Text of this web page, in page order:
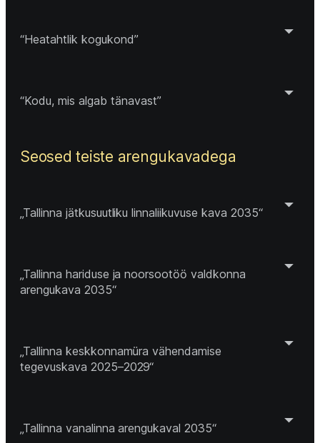
“Heatahtlik kogukond”
“Kodu, mis algab tänavast”
Seosed teiste arengukavadega
„Tallinna jätkusuutliku linnaliikuvuse kava 2035“
„Tallinna hariduse ja noorsootöö valdkonna
arengukava 2035“
„Tallinna keskkonnamüra vähendamise
tegevuskava 2025–2029“
„Tallinna vanalinna arengukaval 2035“